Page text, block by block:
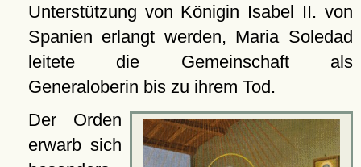
Unterstützung von Königin Isabel II. von
Spanien erlangt werden, Maria Soledad
leitete die Gemeinschaft als
Generaloberin bis zu ihrem Tod.
Der Orden
erwarb sich